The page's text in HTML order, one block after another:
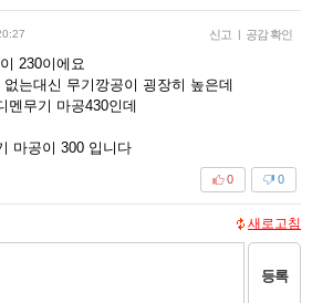
신고 | 공감 확인
230이에요
는대신 무기깡공이 굉장히 높은데
멘무기 마공430인데
마공이 300 입니다
0
0
새로고침
등록